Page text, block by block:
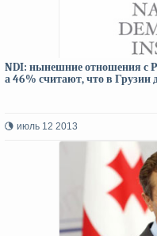
NDI: нынешние отношения с
а 46% считают, что в Грузии
июль 12 2013